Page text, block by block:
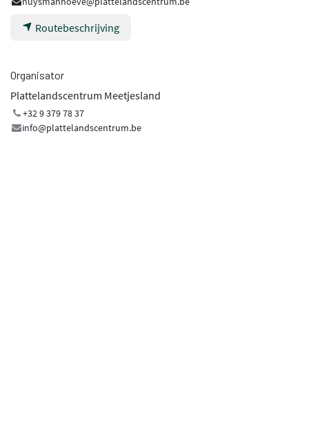
Routebeschrijving
Organisator
Plattelandscentrum Meetjesland
+32 9 379 78 37
info@plattelandscentrum.be